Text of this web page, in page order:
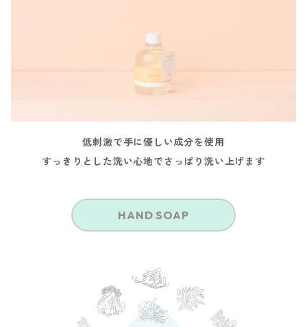
低刺激で手に優しい成分を使用
すっきりとした洗い心地でさっぱり洗い上げます
HAND SOAP